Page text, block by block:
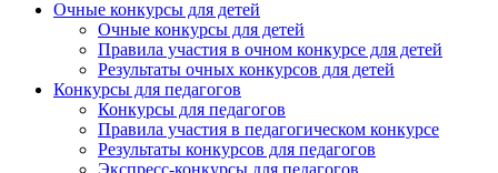
Очные конкурсы для детей
Очные конкурсы для детей
Правила участия в очном конкурсе для детей
Результаты очных конкурсов для детей
Конкурсы для педагогов
Конкурсы для педагогов
Правила участия в педагогическом конкурсе
Результаты конкурсов для педагогов
Экспресс-конкурсы для педагогов